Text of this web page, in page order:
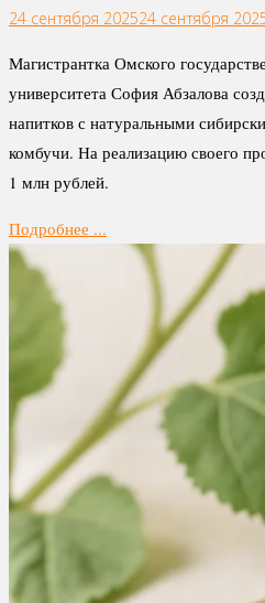
24 сентября 202524 сентября
Магистрантка Омского
университета София Абзалова
напитков с натуральными
комбучи. На реализацию своего
1 млн рублей.
Подробнее ...